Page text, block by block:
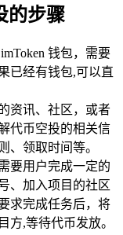
的步骤
钱包，需要
已经有钱包,可以直
资讯、社区，或者
代币空投的相关信
、领取时间等。
要用户完成一定的
、加入项目的社区
求完成任务后，将
方,等待代币发放。